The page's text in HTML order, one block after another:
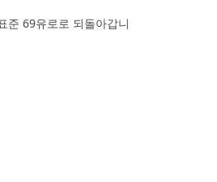
69유로로 되돌아갑니